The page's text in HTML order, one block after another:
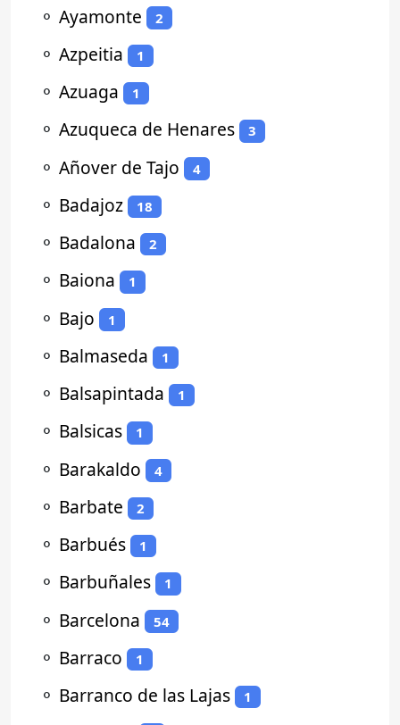
⚬ Ayamonte 2
⚬ Azpeitia 1
⚬ Azuaga 1
⚬ Azuqueca de Henares 3
⚬ Añover de Tajo 4
⚬ Badajoz 18
⚬ Badalona 2
⚬ Baiona 1
⚬ Bajo 1
⚬ Balmaseda 1
⚬ Balsapintada 1
⚬ Balsicas 1
⚬ Barakaldo 4
⚬ Barbate 2
⚬ Barbués 1
⚬ Barbuñales 1
⚬ Barcelona 54
⚬ Barraco 1
⚬ Barranco de las Lajas 1